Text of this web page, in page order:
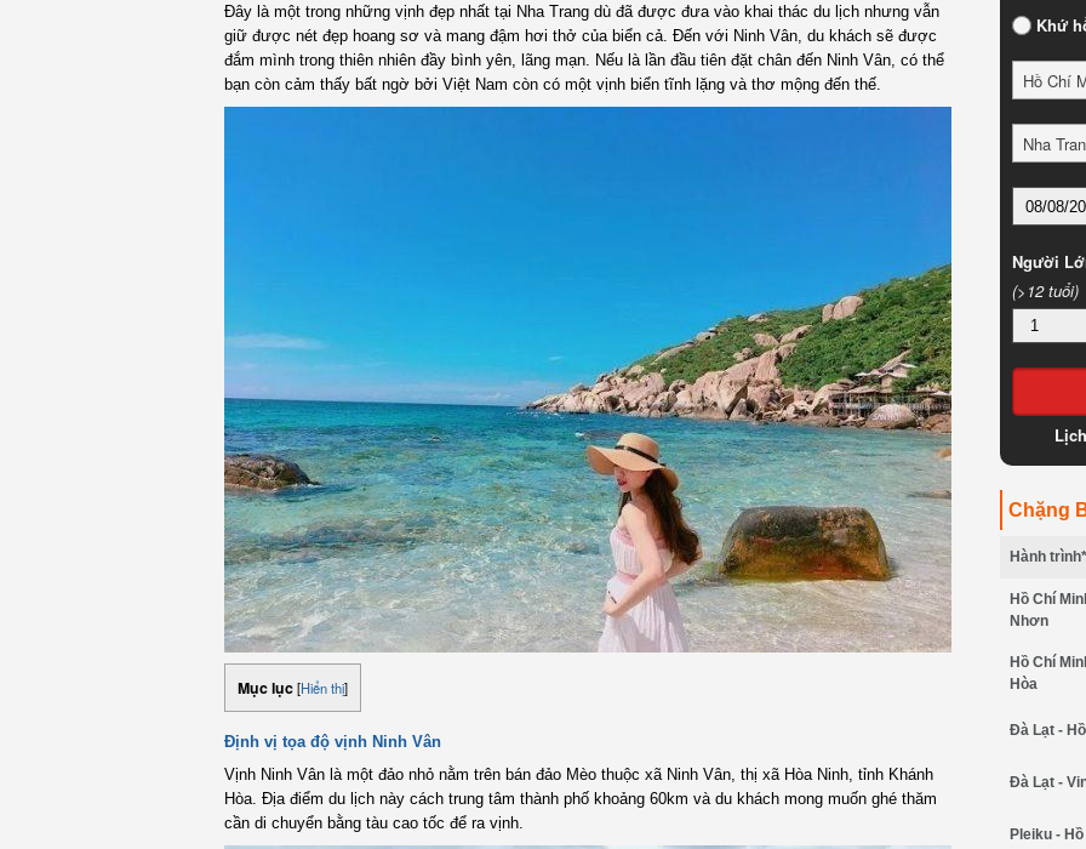
Đây là một trong những vịnh đẹp nhất tại Nha Trang dù đã được đưa vào khai thác du lịch nhưng vẫn
giữ được nét đẹp hoang sơ và mang đậm hơi thở của biển cả. Đến với Ninh Vân, du khách sẽ được
đắm mình trong thiên nhiên đầy bình yên, lãng mạn. Nếu là lần đầu tiên đặt chân đến Ninh Vân, có thể
bạn còn cảm thấy bất ngờ bởi Việt Nam còn có một vịnh biển tĩnh lặng và thơ mộng đến thế.
Mục lục [Hiển thị]
Định vị tọa độ vịnh Ninh Vân
Vịnh Ninh Vân là một đảo nhỏ nằm trên bán đảo Mèo thuộc xã Ninh Vân, thị xã Hòa Ninh, tỉnh Khánh
Hòa. Địa điểm du lịch này cách trung tâm thành phố khoảng 60km và du khách mong muốn ghé thăm
cần di chuyển bằng tàu cao tốc để ra vịnh.
Khứ
Hồ Chí
Nha
Người
(>12 tuổi)
Chặng
Hành trình*
Hồ Chí
Nhơn
Hồ Chí
Hòa
Đà Lạt -
Đà Lạt -
Pleiku -